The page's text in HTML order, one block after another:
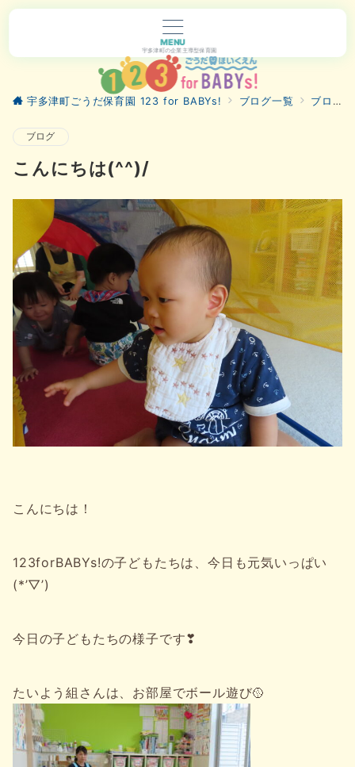
MENU
宇多津町の企業主導型保育園
宇多津町ごうだ保育園 123 for BABYs! ブログ一覧 ブログ
ブログ
こんにちは(^^)/
こんにちは！
123forBABYs!の子どもたちは、今日も元気いっぱい
(*’▽’)
今日の子どもたちの様子です❣
たいよう組さんは、お部屋でボール遊び🥎